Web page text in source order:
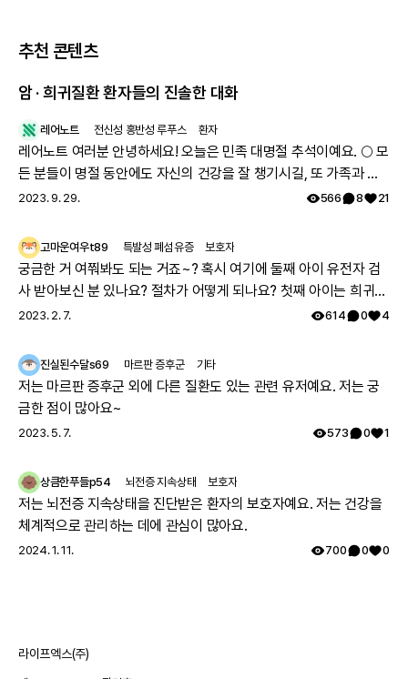
추천 콘텐츠
암 · 희귀질환 환자들의 진솔한 대화
레어노트 전신성 홍반성 루푸스 환자
레어노트 여러분 안녕하세요! 오늘은 민족 대명절 추석이예요. 🌕 모
든 분들이 명절 동안에도 자신의 건강을 잘 챙기시길, 또 가족과 함
께 따뜻하고 행복한 시간 보내시길 레어노트팀이 기원하겠습니다!
2023. 9. 29. 566 8 21
고마운여우t89 특발성 폐섬유증 보호자
궁금한 거 여쭤봐도 되는 거죠~? 혹시 여기에 둘째 아이 유전자 검
사 받아보신 분 있나요? 절차가 어떻게 되나요? 첫째 아이는 희귀질
환 진단받았고, 당시에 애기 아빠랑 저랑 유전자 검사했는데 돌연변
걱정스러워서리.. 다들 몇주차에 무슨 검사하셨나요? 도움 좀 주심
감사하겠습니다.
2023. 2. 7. 614 0 4
진실된수달s69 마르판 증후군 기타
저는 마르판 증후군 외에 다른 질환도 있는 관련 유저예요. 저는 궁
금한 점이 많아요~
2023. 5. 7. 573 0 1
상큼한푸들p54 뇌전증 지속상태 보호자
저는 뇌전증 지속상태을 진단받은 환자의 보호자예요. 저는 건강을
체계적으로 관리하는 데에 관심이 많아요.
2024. 1. 11. 700 0 0
라이프엑스(주)